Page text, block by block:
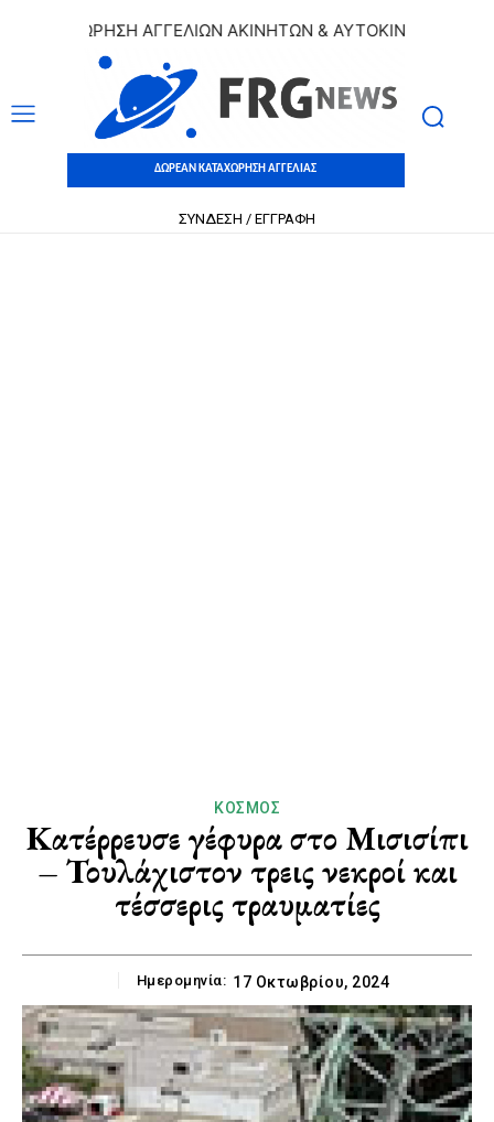
ΑΓΓΕΛΙΩΝ ΑΚΙΝΗΤΩΝ & ΑΥΤΟΚΙΝΗΤΩΝ |
ΔΩΡΕΑΝ ΚΑΤΑΧΩΡΗΣΗ ΑΓΓΕΛΙΑΣ
ΣΥΝΔΕΣΗ / ΕΓΓΡΑΦΗ
ΚΌΣΜΟΣ
Κατέρρευσε γέφυρα στο Μισισίπι
– Τουλάχιστον τρεις νεκροί και
τέσσερις τραυματίες
Ημερομηνία: 17 Οκτωβρίου, 2024